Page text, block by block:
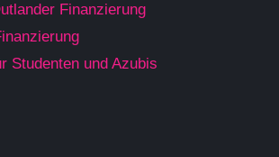
Finanzierung
Studenten und Azubis